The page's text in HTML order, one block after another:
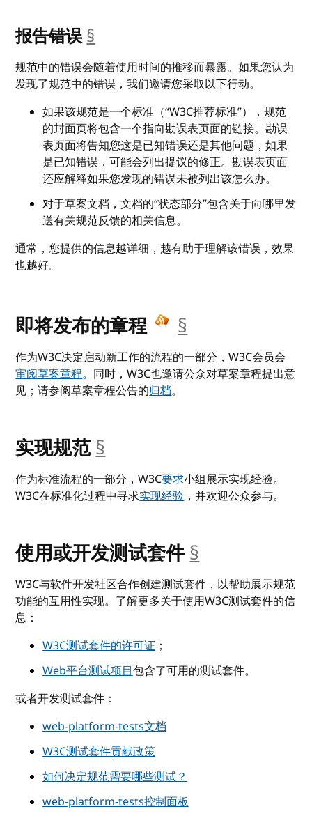
报告错误§
规范中的错误会随着使用时间的推移而暴露。如果您认为
发现了规范中的错误，我们邀请您采取以下行动。
如果该规范是一个标准（“W3C推荐标准”），规范
的封面页将包含一个指向勘误表页面的链接。勘误
表页面将告知您这是已知错误还是其他问题，如果
是已知错误，可能会列出提议的修正。勘误表页面
还应解释如果您发现的错误未被列出该怎么办。
对于草案文档，文档的“状态部分”包含关于向哪里发
送有关规范反馈的相关信息。
通常，您提供的信息越详细，越有助于理解该错误，效果
也越好。
即将发布的章程 §
作为W3C决定启动新工作的流程的一部分，W3C会员会
审阅草案章程。同时，W3C也邀请公众对草案章程提出意
见；请参阅草案章程公告的归档。
实现规范§
作为标准流程的一部分，W3C要求小组展示实现经验。
W3C在标准化过程中寻求实现经验，并欢迎公众参与。
使用或开发测试套件§
W3C与软件开发社区合作创建测试套件，以帮助展示规范
功能的互用性实现。了解更多关于使用W3C测试套件的信
息：
W3C测试套件的许可证；
Web平台测试项目包含了可用的测试套件。
或者开发测试套件：
web-platform-tests文档
W3C测试套件贡献政策
如何决定规范需要哪些测试？
web-platform-tests控制面板